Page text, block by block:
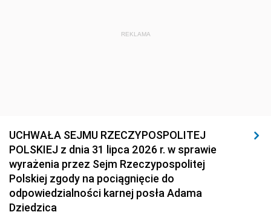
REKLAMA
UCHWAŁA SEJMU RZECZYPOSPOLITEJ
POLSKIEJ z dnia 31 lipca 2026 r. w sprawie
wyrażenia przez Sejm Rzeczypospolitej
Polskiej zgody na pociągnięcie do
odpowiedzialności karnej posła Adama
Dziedzica